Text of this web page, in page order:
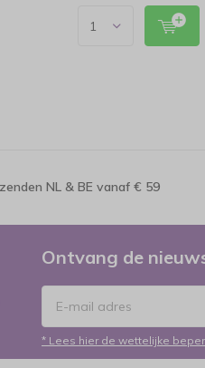
NL & BE vanaf € 59
Ontvang de
* Lees hier de wettelijke